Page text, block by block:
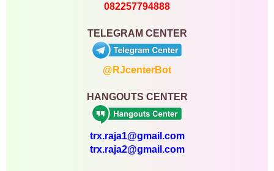
082257794888
TELEGRAM CENTER
@RJcenterBot
HANGOUTS CENTER
trx.raja1@gmail.com
trx.raja2@gmail.com